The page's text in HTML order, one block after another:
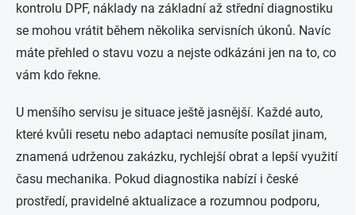
kontrolu DPF, náklady na základní až střední diagnostiku
se mohou vrátit během několika servisních úkonů. Navíc
máte přehled o stavu vozu a nejste odkázáni jen na to, co
vám kdo řekne.
U menšího servisu je situace ještě jasnější. Každé auto,
které kvůli resetu nebo adaptaci nemusíte posílat jinam,
znamená udrženou zakázku, rychlejší obrat a lepší využití
času mechanika. Pokud diagnostika nabízí i české
prostředí, pravidelné aktualizace a rozumnou podporu,